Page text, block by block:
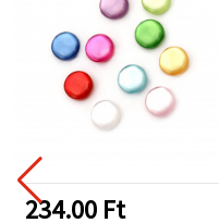
234.00 Ft